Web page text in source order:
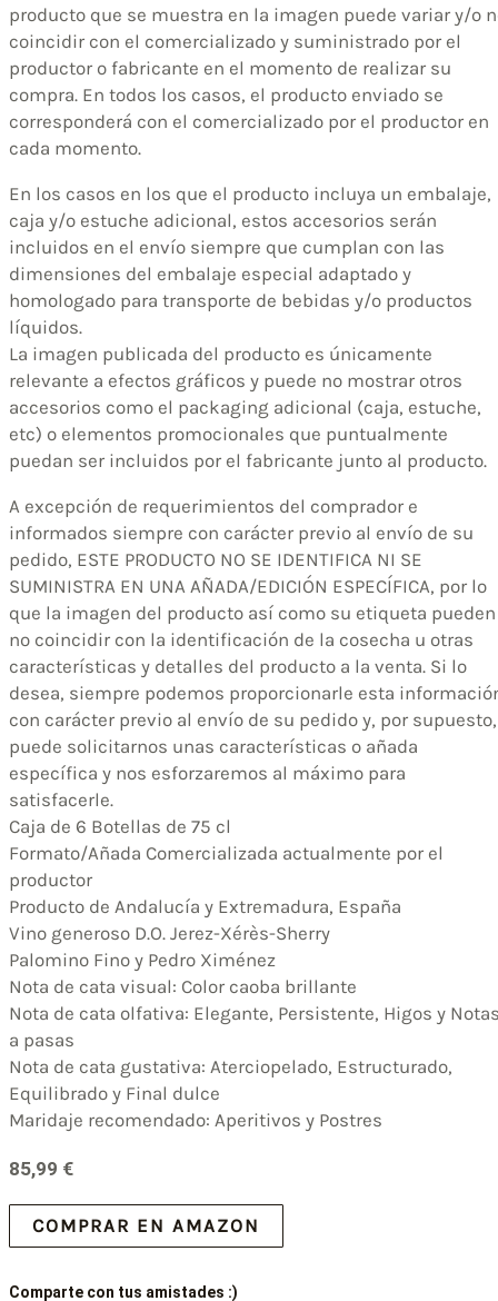
producto que se muestra en la imagen puede variar y/o
coincidir con el comercializado y suministrado por el
productor o fabricante en el momento de realizar su
compra. En todos los casos, el producto enviado se
corresponderá con el comercializado por el productor en
cada momento.
En los casos en los que el producto incluya un embalaje,
caja y/o estuche adicional, estos accesorios serán
incluidos en el envío siempre que cumplan con las
dimensiones del embalaje especial adaptado y
homologado para transporte de bebidas y/o productos
líquidos.
La imagen publicada del producto es únicamente
relevante a efectos gráficos y puede no mostrar otros
accesorios como el packaging adicional (caja, estuche,
etc) o elementos promocionales que puntualmente
puedan ser incluidos por el fabricante junto al producto.
A excepción de requerimientos del comprador e
informados siempre con carácter previo al envío de su
pedido, ESTE PRODUCTO NO SE IDENTIFICA NI SE
SUMINISTRA EN UNA AÑADA/EDICIÓN ESPECÍFICA, por lo
que la imagen del producto así como su etiqueta pueden
no coincidir con la identificación de la cosecha u otras
características y detalles del producto a la venta. Si lo
desea, siempre podemos proporcionarle esta
con carácter previo al envío de su pedido y, por supuesto,
puede solicitarnos unas características o añada
específica y nos esforzaremos al máximo para
satisfacerle.
Caja de 6 Botellas de 75 cl
Formato/Añada Comercializada actualmente por el
productor
Producto de Andalucía y Extremadura, España
Vino generoso D.O. Jerez-Xérès-Sherry
Palomino Fino y Pedro Ximénez
Nota de cata visual: Color caoba brillante
Nota de cata olfativa: Elegante, Persistente, Higos y
a pasas
Nota de cata gustativa: Aterciopelado, Estructurado,
Equilibrado y Final dulce
Maridaje recomendado: Aperitivos y Postres
85,99 €
COMPRAR EN AMAZON
Comparte con tus amistades :)